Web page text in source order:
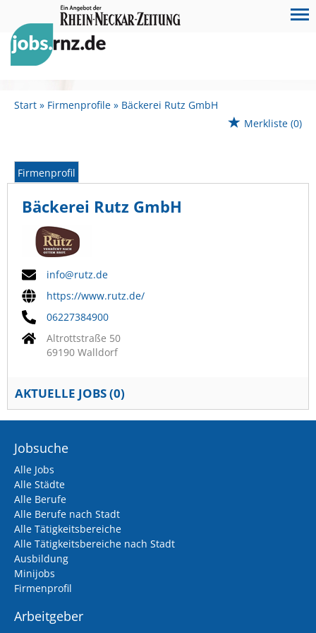
Start Firmenprofile
Bäckerei Rutz GmbH
Merkliste (0)
Firmenprofil
Bäckerei Rutz GmbH
info@rutz.de
https://www.rutz.de/
06227384900
Altrottstraße 50
69190 Walldorf
AKTUELLE JOBS (0)
Jobsuche
Alle Jobs
Alle Städte
Alle Berufe
Alle Berufe nach Stadt
Alle Tätigkeitsbereiche
Alle Tätigkeitsbereiche nach Stadt
Ausbildung
Minijobs
Firmenprofil
Arbeitgeber